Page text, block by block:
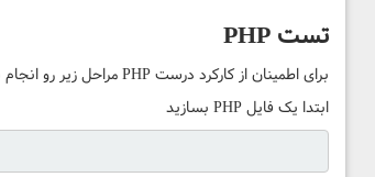
تست PHP
برای اطمینان از کارکرد درست PHP مراحل زیر رو انجام بدین
ابتدا یک فایل PHP بسازید